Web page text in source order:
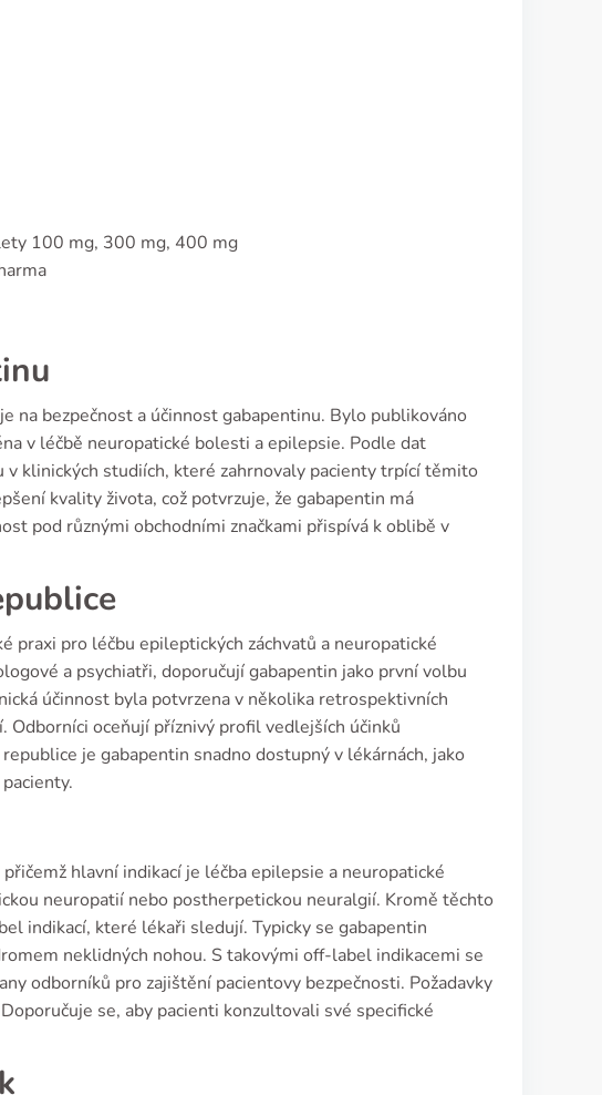
100 mg, 300 mg, 400 mg
na bezpečnost a účinnost gabapentinu. Bylo publikováno
v léčbě neuropatické bolesti a epilepsie. Podle dat
klinických studiích, které zahrnovaly pacienty trpící těmito
kvality života, což potvrzuje, že gabapentin má
pod různými obchodními značkami přispívá k oblibě v
praxi pro léčbu epileptických záchvatů a neuropatické
a psychiatři, doporučují gabapentin jako první volbu
účinnost byla potvrzena v několika retrospektivních
oceňují příznivý profil vedlejších účinků
je gabapentin snadno dostupný v lékárnách, jako
hlavní indikací je léčba epilepsie a neuropatické
neuropatií nebo postherpetickou neuralgií. Kromě těchto
indikací, které lékaři sledují. Typicky se gabapentin
neklidných nohou. S takovými off-label indikacemi se
odborníků pro zajištění pacientovy bezpečnosti. Požadavky
se, aby pacienti konzultovali své specifické